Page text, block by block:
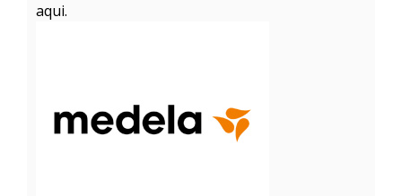
aqui.